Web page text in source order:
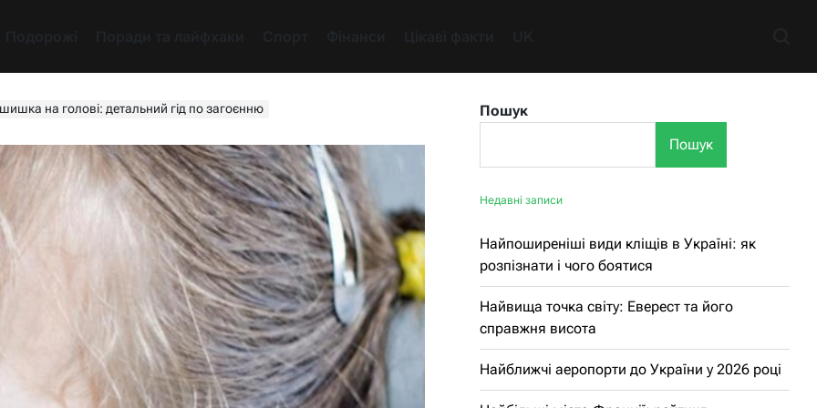
на голові: детальний гід по загоєнню
Пошук
Пошук
Недавні записи
Найпоширеніші види кліщів в Україні: як
розпізнати і чого боятися
Найвища точка світу: Еверест та його
справжня висота
Найближчі аеропорти до України у 2026 році